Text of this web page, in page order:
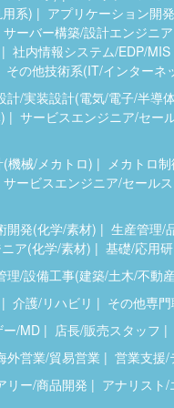
系)
アプリケーション開
サーバー構築/設計エンジニア
社内情報システム/EDP/MIS
その他技術系(IT/インターネ
計/実装設計(電気/電子/半導
サービスエンジニア/セー
機械/メカトロ) メカトロ
サービスエンジニア/セール
開発(化学/素材)
生産管理/
ア(化学/素材)
基礎/応用
理/設備工事(建築/土木/不動
介護/リハビリ
その他専
ー/MD 店長/販売スタッフ
外営業/貿易営業 営業支援/
リー/商品開発 アナリスト/